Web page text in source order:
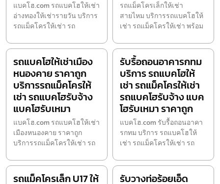
แบคโฮ.com รถแบคโฮให้เช่า
อ่างทองให้เช่ารายวัน บริการ
รถแม็คโครให้เช่า รถ
รถแม็คโครเล็กให้เช่า
สายไหม บริการรถแบคโฮให้
เช่า รถแม็คโครให้เช่า พร้อม
รถแบคโฮให้เช่าเมือง
หนองคาย ราคาถูก
บริการรถแม็คโครให้
เช่า รถแบคโฮรับจ้าง
แบคโฮรับเหมา
แบคโฮ.com รถแบคโฮให้เช่า
เมืองหนองคาย ราคาถูก
บริการรถแม็คโครให้เช่า รถ
รับรื้อถอนอาคารกทม
บริการ รถแบคโฮให้
เช่า รถแม็คโครให้เช่า
รถแบคโฮรับจ้าง แบค
โฮรับเหมา ราคาถูก
แบคโฮ.com รับรื้อถอนอาคา
รกทม บริการ รถแบคโฮให้
เช่า รถแม็คโครให้เช่า รถ
รถแม็คโครเล็ก U17 ให้
รับวางท่อร้อยเอ็ด